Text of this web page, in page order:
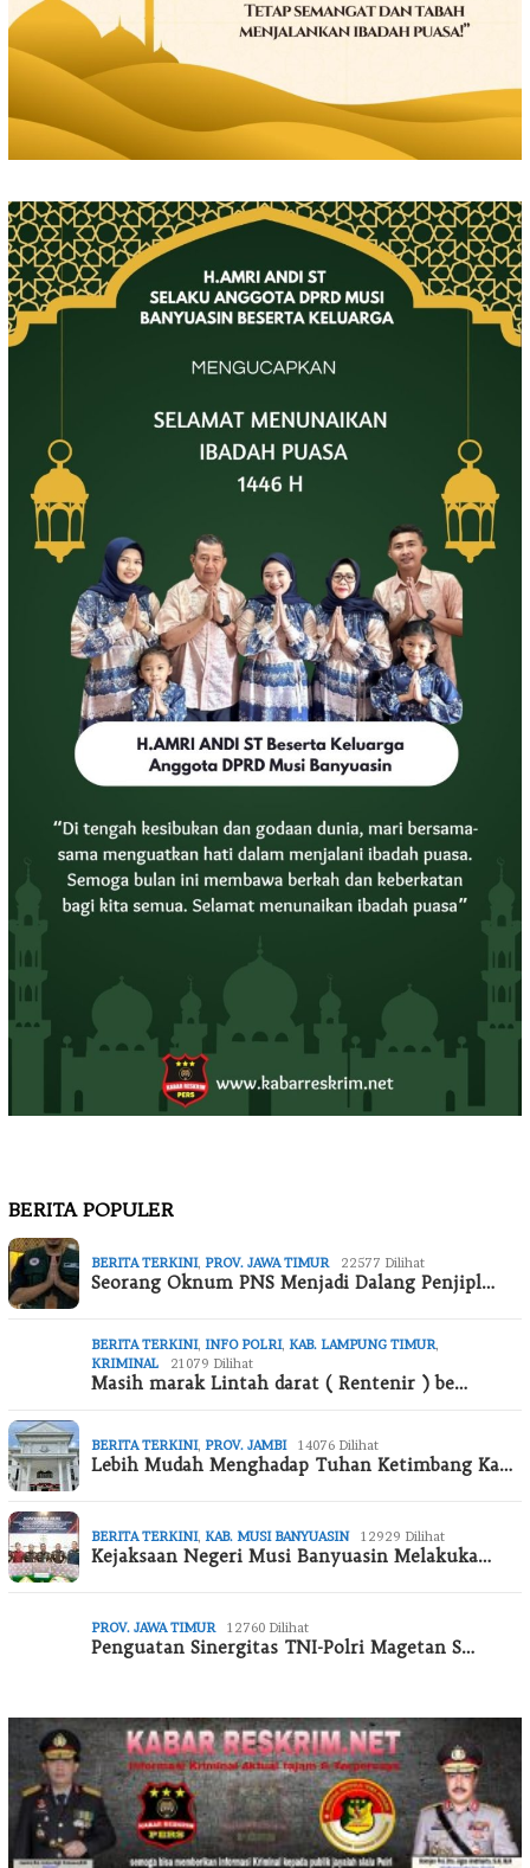
BERITA POPULER
BERITA TERKINI, PROV. JAWA TIMUR 22577 Dilihat
Seorang Oknum PNS Menjadi Dalang Penjipl…
BERITA TERKINI, INFO POLRI, KAB. LAMPUNG TIMUR
KRIMINAL
21079 Dilihat
Masih marak Lintah darat ( Rentenir ) be…
BERITA TERKINI, PROV. JAMBI 14076 Dilihat
Lebih Mudah Menghadap Tuhan Ketimbang Ka…
BERITA TERKINI, KAB. MUSI BANYUASIN 12929 Dilihat
Kejaksaan Negeri Musi Banyuasin Melakuka…
PROV. JAWA TIMUR 12760 Dilihat
Penguatan Sinergitas TNI-Polri Magetan S…